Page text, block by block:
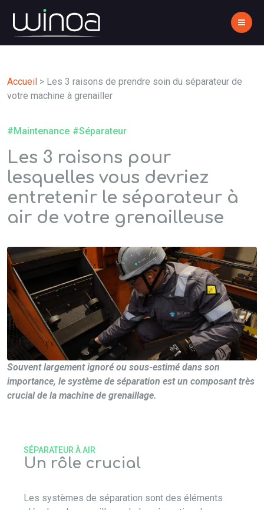
Accueil > Les 3 raisons de prendre soin du séparateur de
votre machine à grenailler
#Maintenance #Séparateur
Les 3 raisons pour
lesquelles vous devriez
entretenir le séparateur à
air de votre grenailleuse
Souvent largement ignoré ou sous-estimé dans son
importance, le système de séparation est un composant très
crucial de la machine de grenaillage.
Un rôle crucial
SÉPARATEUR À AIR
Les systèmes de séparation sont des éléments